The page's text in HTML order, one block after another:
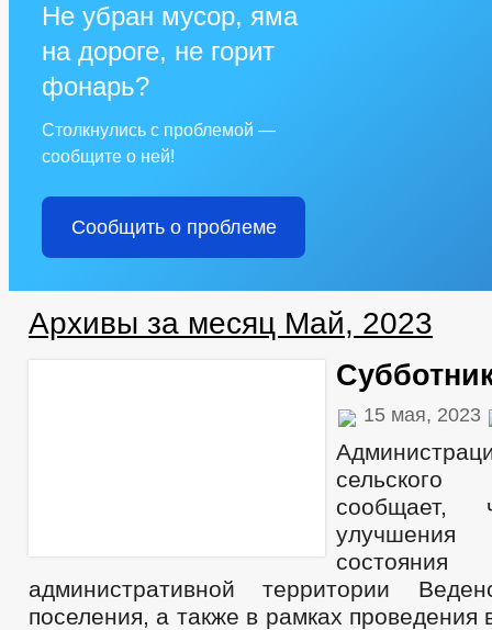
Не убран мусор, яма
на дороге, не горит
фонарь?
Столкнулись с проблемой —
сообщите о ней!
Сообщить о проблеме
Архивы за месяц Май, 2023
15 мая, 2023
улучшения
административной территории
поселения, а также в рамках проведения